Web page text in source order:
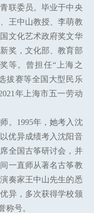
联委员。毕业于中央
王中山教授、李萌教
文化艺术政府奖文华
奖，文化部、教育部
等。曾担任“上海之
拔赛等全国大型民乐
年上海市五一劳动
。1995年，她考入沈
优异成绩考入沈阳音
全国古筝研讨会，并
一直师从著名古筝教
奏家王中山先生的悉
异，多次获得学校颁
称号。